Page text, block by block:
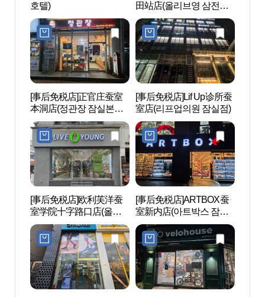
호텔)
田站店(올리브영 삼전역
점)
[事后免税店]正官庄蚕室
本洞店(정관장 잠실본동
점)
[事后免税店]Lif Up诊所蚕
室店(리프업의원 잠실점)
[事后免税店]欧利芙洋蚕
室学院十字路口店(올리
브영 잠실학원사거리점)
[事后免税店]ARTBOX蚕
室新内店(아트박스 잠실
새내점)